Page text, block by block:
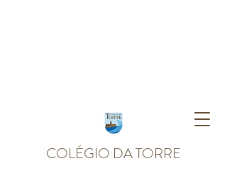
COLÉGIO DA TORRE